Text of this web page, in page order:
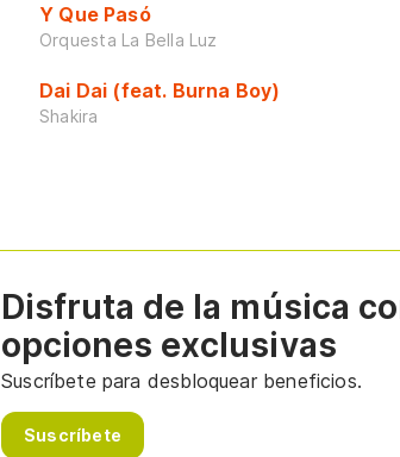
Y Que Pasó
Orquesta La Bella Luz
Dai Dai (feat. Burna Boy)
Shakira
Disfruta de la música
opciones exclusivas
Suscríbete para desbloquear beneficios.
Suscríbete